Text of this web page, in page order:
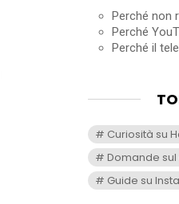
Perché non
Perché
Perché il
Curiosità su
Domande
Guide su